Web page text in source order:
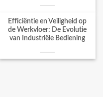
Efficiëntie en Veiligheid op
de Werkvloer: De Evolutie
van Industriële Bediening